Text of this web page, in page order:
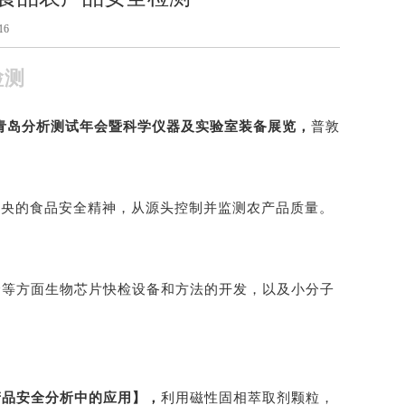
岛分析测试年会暨科学仪器及实验室装备展览， 普敦
的食品安全精神，从源头控制并监测农产品质量。
方面生物芯片快检设备和方法的开发，以及小分子
安全分析中的应用】， 利用磁性固相萃取剂颗粒，